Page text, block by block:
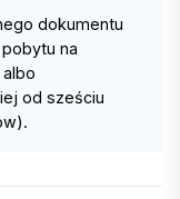
dokumentu
na
od sześciu